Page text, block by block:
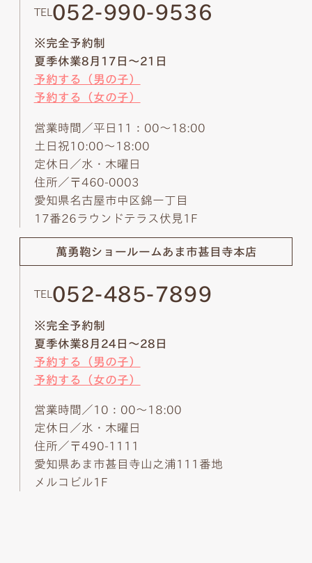
TEL 052-990-9536
※完全予約制
夏季休業8月17日～21日
予約する（男の子）
予約する（女の子）
営業時間／平日11：00～18:00
土日祝10:00～18:00
定休日／水・木曜日
住所／〒460-0003
愛知県名古屋市中区錦一丁目
17番26ラウンドテラス伏見1F
萬勇鞄ショールームあま市甚目寺本店
TEL 052-485-7899
※完全予約制
夏季休業8月24日～28日
予約する（男の子）
予約する（女の子）
営業時間／10：00～18:00
定休日／水・木曜日
住所／〒490-1111
愛知県あま市甚目寺山之浦111番地
メルコビル1F